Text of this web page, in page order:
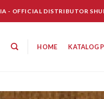
- OFFICIAL DISTRIBUTOR
HOME KATALOG